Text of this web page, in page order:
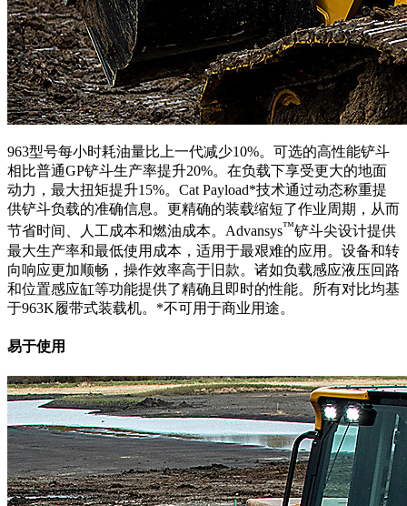
963型号每小时耗油量比上一代减少10%。可选的高性能铲斗
相比普通GP铲斗生产率提升20%。在负载下享受更大的地面
动力，最大扭矩提升15%。Cat Payload*技术通过动态称重提
供铲斗负载的准确信息。更精确的装载缩短了作业周期，从而
节省时间、人工成本和燃油成本。Advansys™铲斗尖设计提供
最大生产率和最低使用成本，适用于最艰难的应用。设备和转
向响应更加顺畅，操作效率高于旧款。诸如负载感应液压回路
和位置感应缸等功能提供了精确且即时的性能。所有对比均基
于963K履带式装载机。*不可用于商业用途。
易于使用